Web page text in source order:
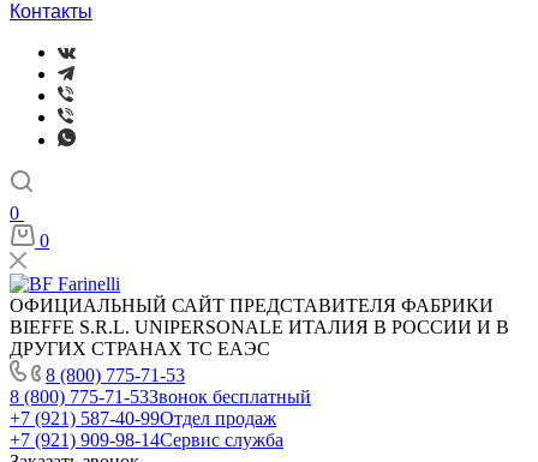
Контакты
0
0
ОФИЦИАЛЬНЫЙ САЙТ ПРЕДСТАВИТЕЛЯ ФАБРИКИ
BIEFFE S.R.L. UNIPERSONALE ИТАЛИЯ В РОССИИ И В
ДРУГИХ СТРАНАХ ТС ЕАЭС
8 (800) 775-71-53
8 (800) 775-71-53Звонок бесплатный
+7 (921) 587-40-99Отдел продаж
+7 (921) 909-98-14Сервис служба